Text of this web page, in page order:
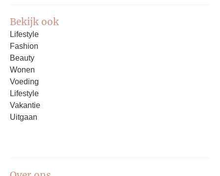
Bekijk ook
Lifestyle
Fashion
Beauty
Wonen
Voeding
Lifestyle
Vakantie
Uitgaan